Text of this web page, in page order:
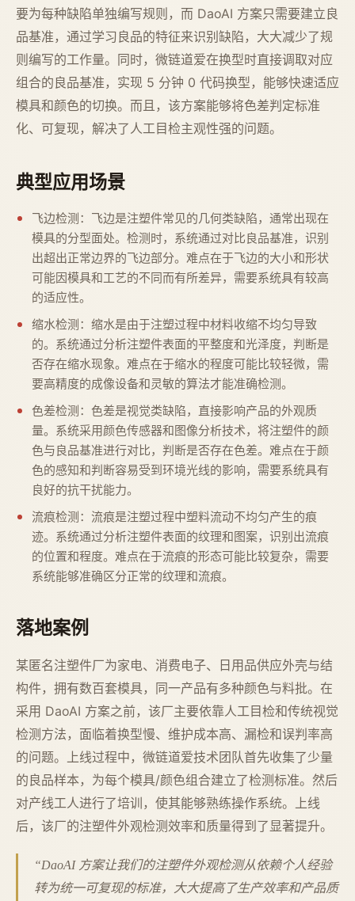
要为每种缺陷单独编写规则，而 DaoAI 方案只需要建立良
品基准，通过学习良品的特征来识别缺陷，大大减少了规
则编写的工作量。同时，微链道爱在换型时直接调取对应
组合的良品基准，实现 5 分钟 0 代码换型，能够快速适应
模具和颜色的切换。而且，该方案能够将色差判定标准
化、可复现，解决了人工目检主观性强的问题。
典型应用场景
飞边检测：飞边是注塑件常见的几何类缺陷，通常出现在
模具的分型面处。检测时，系统通过对比良品基准，识别
出超出正常边界的飞边部分。难点在于飞边的大小和形状
可能因模具和工艺的不同而有所差异，需要系统具有较高
的适应性。
缩水检测：缩水是由于注塑过程中材料收缩不均匀导致
的。系统通过分析注塑件表面的平整度和光泽度，判断是
否存在缩水现象。难点在于缩水的程度可能比较轻微，需
要高精度的成像设备和灵敏的算法才能准确检测。
色差检测：色差是视觉类缺陷，直接影响产品的外观质
量。系统采用颜色传感器和图像分析技术，将注塑件的颜
色与良品基准进行对比，判断是否存在色差。难点在于颜
色的感知和判断容易受到环境光线的影响，需要系统具有
良好的抗干扰能力。
流痕检测：流痕是注塑过程中塑料流动不均匀产生的痕
迹。系统通过分析注塑件表面的纹理和图案，识别出流痕
的位置和程度。难点在于流痕的形态可能比较复杂，需要
系统能够准确区分正常的纹理和流痕。
落地案例
某匿名注塑件厂为家电、消费电子、日用品供应外壳与结
构件，拥有数百套模具，同一产品有多种颜色与料批。在
采用 DaoAI 方案之前，该厂主要依靠人工目检和传统视觉
检测方法，面临着换型慢、维护成本高、漏检和误判率高
的问题。上线过程中，微链道爱技术团队首先收集了少量
的良品样本，为每个模具/颜色组合建立了检测标准。然后
对产线工人进行了培训，使其能够熟练操作系统。上线
后，该厂的注塑件外观检测效率和质量得到了显著提升。
“DaoAI 方案让我们的注塑件外观检测从依赖个人经验
转为统一可复现的标准，大大提高了生产效率和产品质